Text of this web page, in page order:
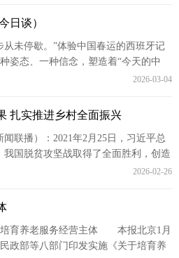
日谈）
未停歇。”体验中国春运的西班牙记
态、一种信念，塑造着“今天的中
2026-03-04
扎实推进乡村全面振兴
联播）：2021年2月25日，习近平总
我国脱贫攻坚战取得了全面胜利，创造
册的人间奇迹！脱贫摘帽不是终点，而
2026-02-26
培育养老服务经营主体 本报北京1月
政部等八部门印发实施《关于培育养